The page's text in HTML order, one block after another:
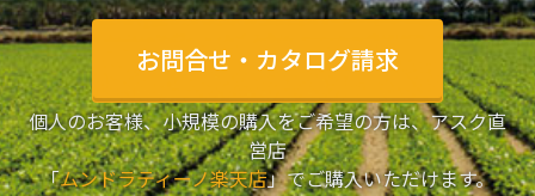
お問合せ・カタログ請求
個人のお客様、小規模の購入をご希望の方は、アスク直
営店
「ムンドラティーノ楽天店」でご購入いただけます。